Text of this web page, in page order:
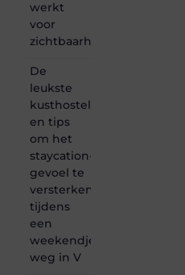
werkt
voor
zichtbaarheid
De
leukste
kusthostels
en tips
om het
staycation-
gevoel te
versterken
tijdens
een
weekendje
weg in V